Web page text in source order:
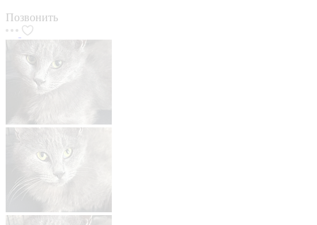
Позвонить